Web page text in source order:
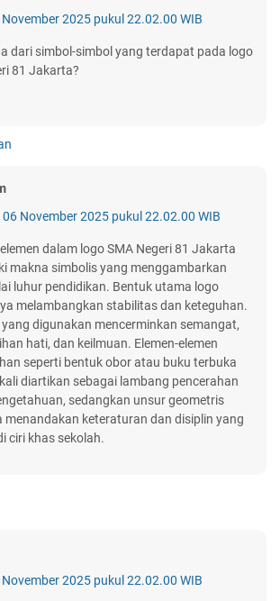
2025 pukul 22.02.00 WIB
dari simbol-simbol yang terdapat pada logo
81 Jakarta?
06 November 2025 pukul 22.02.00 WIB
dalam logo SMA Negeri 81 Jakarta
makna simbolis yang menggambarkan
luhur pendidikan. Bentuk utama logo
melambangkan stabilitas dan keteguhan.
digunakan mencerminkan semangat,
hati, dan keilmuan. Elemen-elemen
seperti bentuk obor atau buku terbuka
diartikan sebagai lambang pencerahan
sedangkan unsur geometris
menandakan keteraturan dan disiplin yang
ciri khas sekolah.
2025 pukul 22.02.00 WIB